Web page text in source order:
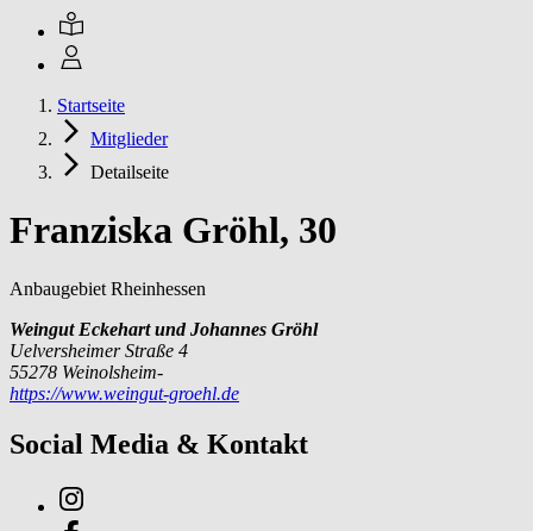
Startseite
Mitglieder
Detailseite
Franziska Gröhl, 30
Anbaugebiet Rheinhessen
Weingut Eckehart und Johannes Gröhl
Uelversheimer Straße 4
55278 Weinolsheim-
https://www.weingut-groehl.de
Social Media & Kontakt